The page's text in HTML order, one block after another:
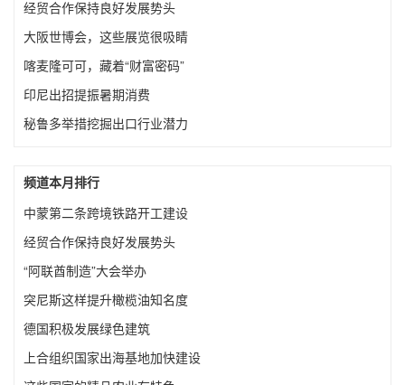
经贸合作保持良好发展势头
大阪世博会，这些展览很吸睛
喀麦隆可可，藏着“财富密码”
印尼出招提振暑期消费
秘鲁多举措挖掘出口行业潜力
频道本月排行
​中蒙第二条跨境铁路开工建设
经贸合作保持良好发展势头
“阿联酋制造”大会举办
突尼斯这样提升橄榄油知名度
德国积极发展绿色建筑
上合组织国家出海基地加快建设